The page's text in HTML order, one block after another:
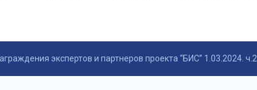
экспертов и партнеров проекта “БИС” 1.03.2024. ч.2